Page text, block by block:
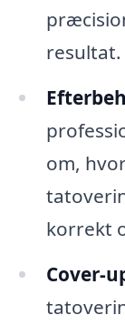
resultat.
om,
korrekt
Cover-